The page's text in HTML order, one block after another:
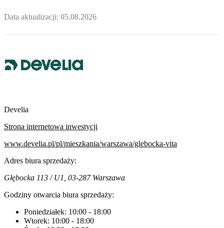
Data aktualizacji: 05.08.2026
Develia
Strona internetowa inwestycji
www.develia.pl/pl/mieszkania/warszawa/glebocka-vita
Adres biura sprzedaży:
Głębocka 113 / U1, 03-287 Warszawa
Godziny otwarcia biura sprzedaży:
Poniedziałek: 10:00 - 18:00
Wtorek: 10:00 - 18:00